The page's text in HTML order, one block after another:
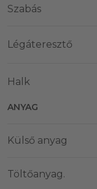
Szabás
Légáteresztő
Halk
ANYAG
Külső anyag
Töltőanyag.